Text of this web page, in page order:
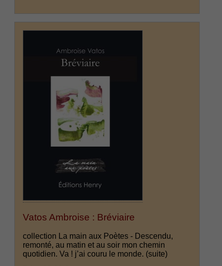
Vatos Ambroise : Bréviaire
collection La main aux Poètes - Descendu,
remonté, au matin et au soir mon chemin
quotidien. Va ! j’ai couru le monde. (suite)